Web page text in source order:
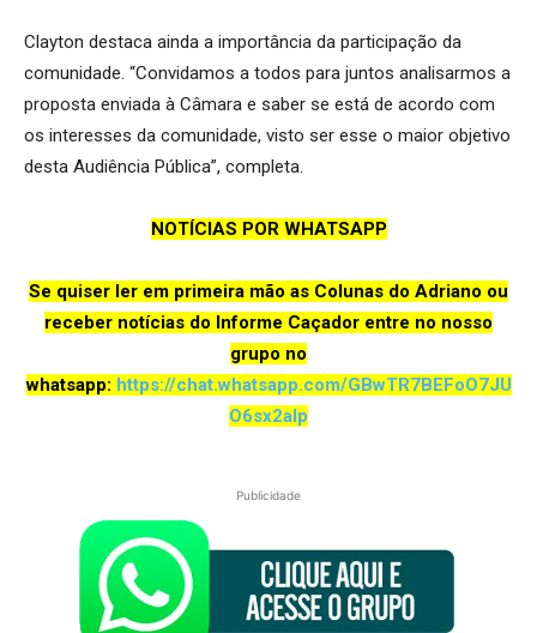
Clayton destaca ainda a importância da participação da
comunidade. “Convidamos a todos para juntos analisarmos a
proposta enviada à Câmara e saber se está de acordo com
os interesses da comunidade, visto ser esse o maior objetivo
desta Audiência Pública”, completa.
NOTÍCIAS POR WHATSAPP
Se quiser ler em primeira mão as Colunas do Adriano ou
receber notícias do Informe Caçador entre no nosso
grupo no
whatsapp: https://chat.whatsapp.com/GBwTR7BEFoO7JU
O6sx2aIp
Publicidade